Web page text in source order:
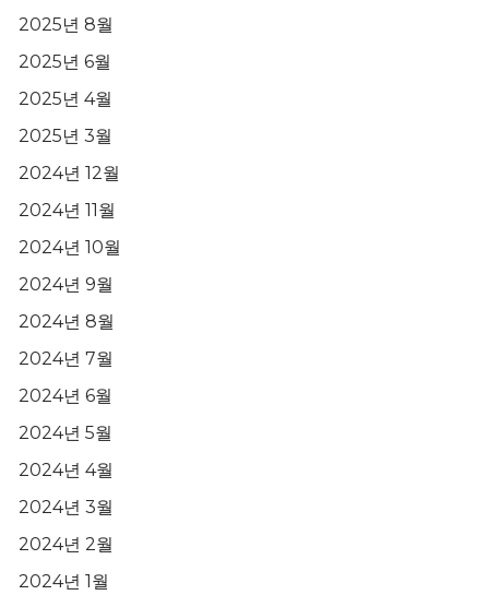
2025년 8월
2025년 6월
2025년 4월
2025년 3월
2024년 12월
2024년 11월
2024년 10월
2024년 9월
2024년 8월
2024년 7월
2024년 6월
2024년 5월
2024년 4월
2024년 3월
2024년 2월
2024년 1월